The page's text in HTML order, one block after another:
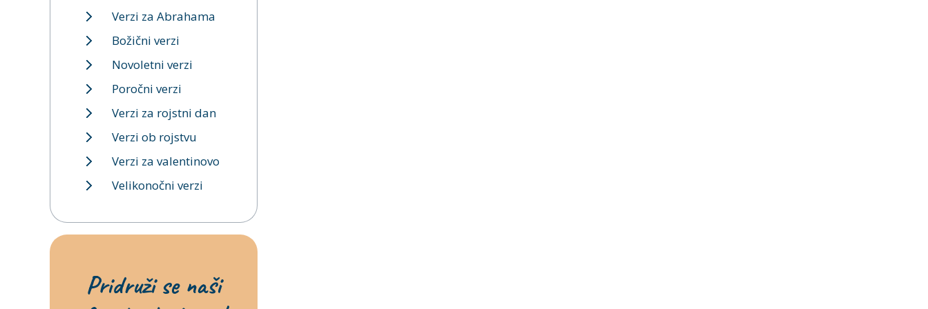
Verzi za Abrahama
Božični verzi
Novoletni verzi
Poročni verzi
Verzi za rojstni dan
Verzi ob rojstvu
Verzi za valentinovo
Velikonočni verzi
Pridruži se naši